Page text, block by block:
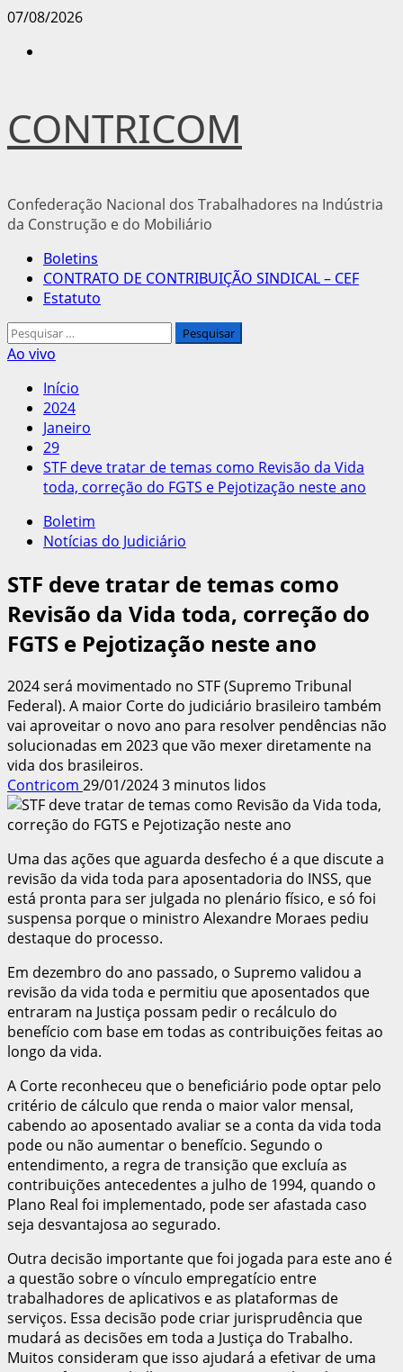
Avançar
07/08/2026
CONTRICOM
Confederação Nacional dos Trabalhadores na Indústria
da Construção e do Mobiliário
Menu
principal
Boletins
CONTRATO DE CONTRIBUIÇÃO SINDICAL – CEF
Estatuto
Pesquisar
por:
Ao vivo
Início
2024
Janeiro
29
STF deve tratar de temas como Revisão da Vida
toda, correção do FGTS e Pejotização neste ano
Boletim
Notícias do Judiciário
STF deve tratar de temas como
Revisão da Vida toda, correção do
FGTS e Pejotização neste ano
2024 será movimentado no STF (Supremo Tribunal
Federal). A maior Corte do judiciário brasileiro também
vai aproveitar o novo ano para resolver pendências não
solucionadas em 2023 que vão mexer diretamente na
vida dos brasileiros.
Contricom 29/01/20243 minutos lidos
Uma das ações que aguarda desfecho é a que discute a
revisão da vida toda para aposentadoria do INSS, que
está pronta para ser julgada no plenário físico, e só foi
suspensa porque o ministro Alexandre Moraes pediu
destaque do processo.
Em dezembro do ano passado, o Supremo validou a
revisão da vida toda e permitiu que aposentados que
entraram na Justiça possam pedir o recálculo do
benefício com base em todas as contribuições feitas ao
longo da vida.
A Corte reconheceu que o beneficiário pode optar pelo
critério de cálculo que renda o maior valor mensal,
cabendo ao aposentado avaliar se a conta da vida toda
pode ou não aumentar o benefício. Segundo o
entendimento, a regra de transição que excluía as
contribuições antecedentes a julho de 1994, quando o
Plano Real foi implementado, pode ser afastada caso
seja desvantajosa ao segurado.
Outra decisão importante que foi jogada para este ano é
a questão sobre o vínculo empregatício entre
trabalhadores de aplicativos e as plataformas de
serviços. Essa decisão pode criar jurisprudência que
mudará as decisões em toda a Justiça do Trabalho.
Muitos consideram que isso ajudará a efetivar de uma